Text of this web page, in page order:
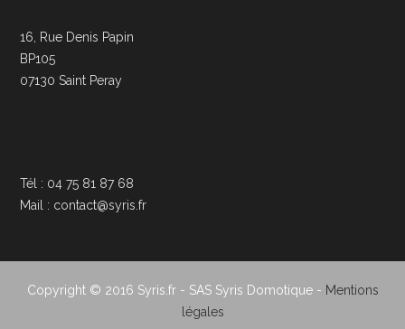
16, Rue Denis Papin
BP105
07130 Saint Peray
Tél : 04 75 81 87 68
Mail : contact@syris.fr
Copyright © 2016 Syris.fr - SAS Syris Domotique - Mentions
légales